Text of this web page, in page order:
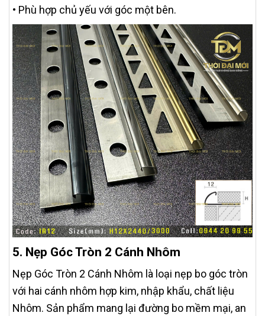
• Phù hợp chủ yếu với góc một bên.
5. Nẹp Góc Tròn 2 Cánh Nhôm
Nẹp Góc Tròn 2 Cánh Nhôm là loại nẹp bo góc tròn
với hai cánh nhôm hợp kim, nhập khẩu, chất liệu
Nhôm. Sản phẩm mang lại đường bo mềm mại, an